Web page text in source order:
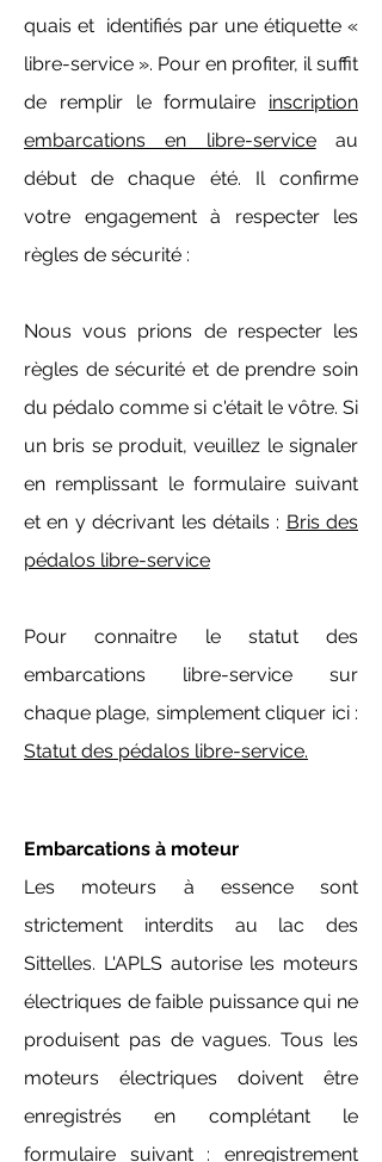
quais et identifiés par une étiquette «
libre-service ». Pour en profiter, il suffit
de remplir le formulaire inscription
embarcations en libre-serviceau
début de chaque été. Il confirme
votre engagement à respecter les
règles de sécurité :
Nous vous prions de respecter les
règles de sécurité et de prendre soin
du pédalo comme si c'était le vôtre. Si
un bris se produit, veuillez le signaler
en remplissant le formulaire suivant
et en y décrivant les détails : Bris des
pédalos libre-service
Pour connaitre le statut des
embarcations libre-service sur
chaque plage, simplement cliquer ici :
Statut des pédalos libre-service.
Embarcations à moteur
Les moteurs à essence sont
strictement interdits au lac des
Sittelles. L'APLS autorise les moteurs
électriques de faible puissance qui ne
produisent pas de vagues. Tous les
moteurs électriques doivent être
enregistrés en complétant le
formulaire suivant : enregistrement